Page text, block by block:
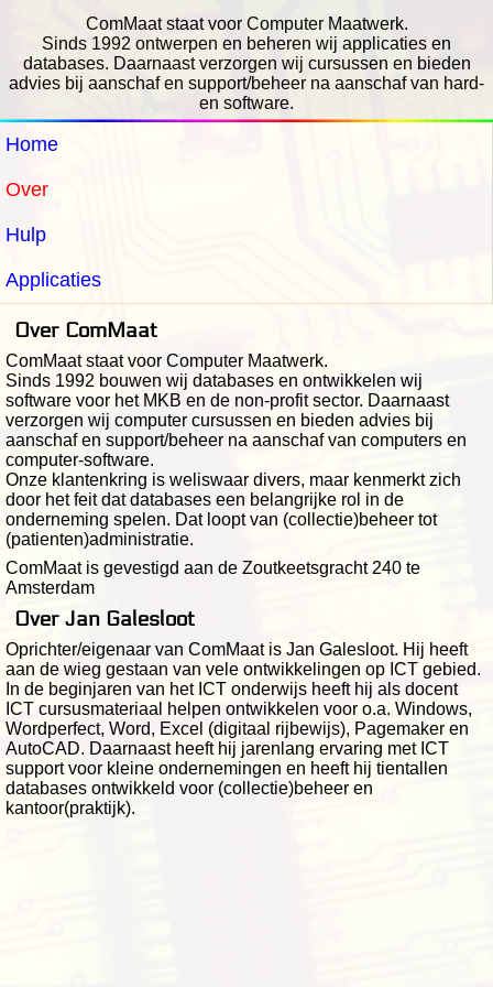
ComMaat staat voor Computer Maatwerk.
Sinds 1992 ontwerpen en beheren wij applicaties en
databases. Daarnaast verzorgen wij cursussen en bieden
advies bij aanschaf en support/beheer na aanschaf van hard-
en software.
Home
Over
Hulp
Applicaties
Over ComMaat
ComMaat staat voor Computer Maatwerk.
Sinds 1992 bouwen wij databases en ontwikkelen wij
software voor het MKB en de non-profit sector. Daarnaast
verzorgen wij computer cursussen en bieden advies bij
aanschaf en support/beheer na aanschaf van computers en
computer-software.
Onze klantenkring is weliswaar divers, maar kenmerkt zich
door het feit dat databases een belangrijke rol in de
onderneming spelen. Dat loopt van (collectie)beheer tot
(patienten)administratie.
ComMaat is gevestigd aan de Zoutkeetsgracht 240 te
Amsterdam
Over Jan Galesloot
Oprichter/eigenaar van ComMaat is Jan Galesloot. Hij heeft
aan de wieg gestaan van vele ontwikkelingen op ICT gebied.
In de beginjaren van het ICT onderwijs heeft hij als docent
ICT cursusmateriaal helpen ontwikkelen voor o.a. Windows,
Wordperfect, Word, Excel (digitaal rijbewijs), Pagemaker en
AutoCAD. Daarnaast heeft hij jarenlang ervaring met ICT
support voor kleine ondernemingen en heeft hij tientallen
databases ontwikkeld voor (collectie)beheer en
kantoor(praktijk).